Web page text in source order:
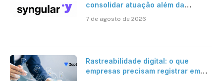
consolidar atuação além da
7 de agosto de 2026
Rastreabilidade digital: o que
empresas precisam registrar em